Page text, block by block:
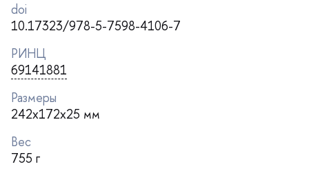
doi
10.17323/978-5-7598-4106-7
РИНЦ
69141881
Размеры
242x172x25 мм
ес
755